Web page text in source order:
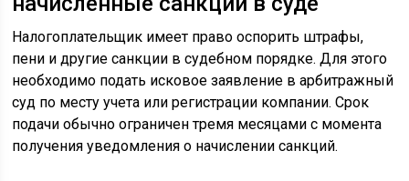
Налогоплательщик имеет право оспорить штрафы,
пени и другие санкции в судебном порядке. Для этого
необходимо подать исковое заявление в арбитражный
суд по месту учета или регистрации компании. Срок
подачи обычно ограничен тремя месяцами с момента
получения уведомления о начислении санкций.